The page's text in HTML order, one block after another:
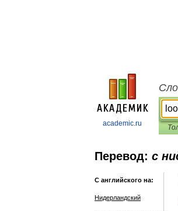
academic.ru
Перевод: с
С английского на:
Нидерландский